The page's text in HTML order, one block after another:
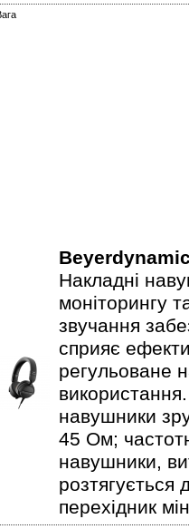
Накладні
моніторингу
звучання
сприяє
регульоване
навушники
45 Ом;
навушники,
розтягується
перехідник